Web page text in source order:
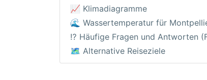
📈 Klimadiagramme
🌊 Wassertemperatur für
⁉️ Häufige Fragen und Antworten
🗺️ Alternative Reiseziele